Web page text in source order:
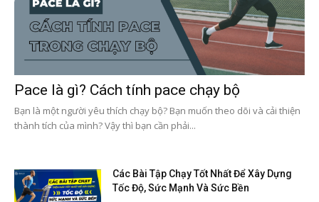
Pace là gì? Cách tính pace chạy bộ
Bạn là một người yêu thích chạy bộ? Bạn muốn theo dõi và cải thiện
thành tích của mình? Vậy thì bạn cần phải...
Các Bài Tập Chạy Tốt Nhất Để Xây Dựng
Tốc Độ, Sức Mạnh Và Sức Bền